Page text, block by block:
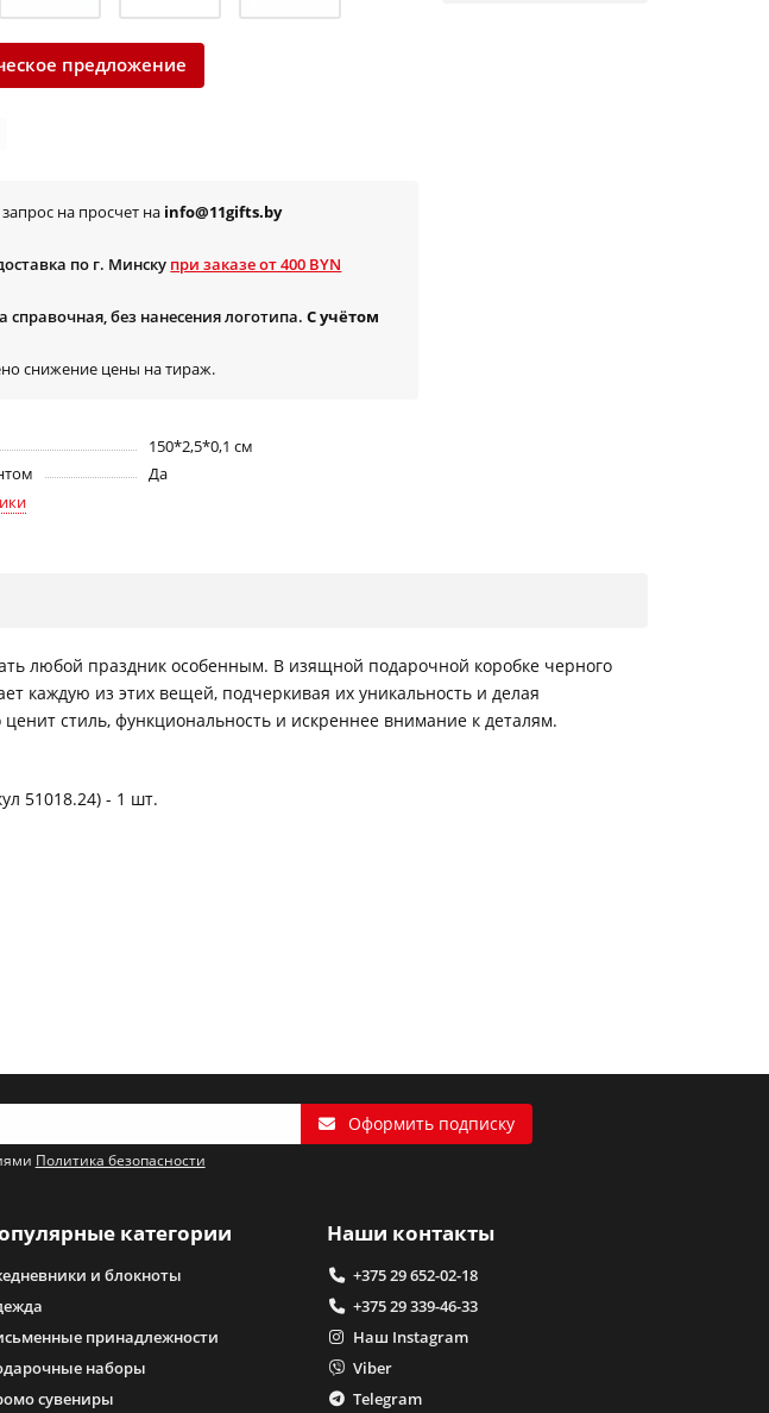
предложение
на просчет на info@11gifts.by
по г. Минску при заказе от 400 BYN
справочная, без нанесения логотипа. С учётом
снижение цены на тираж.
150*2,5*0,1 см
Да
любой праздник особенным. В изящной подарочной коробке черного
каждую из этих вещей, подчеркивая их уникальность и делая
стиль, функциональность и искреннее внимание к деталям.
51018.24) - 1 шт.
Оформить подписку
Политика безопасности
категории
и блокноты
принадлежности
наборы
сувениры
Наши контакты
+375 29 652-02-18
+375 29 339-46-33
Наш Instagram
Viber
Telegram